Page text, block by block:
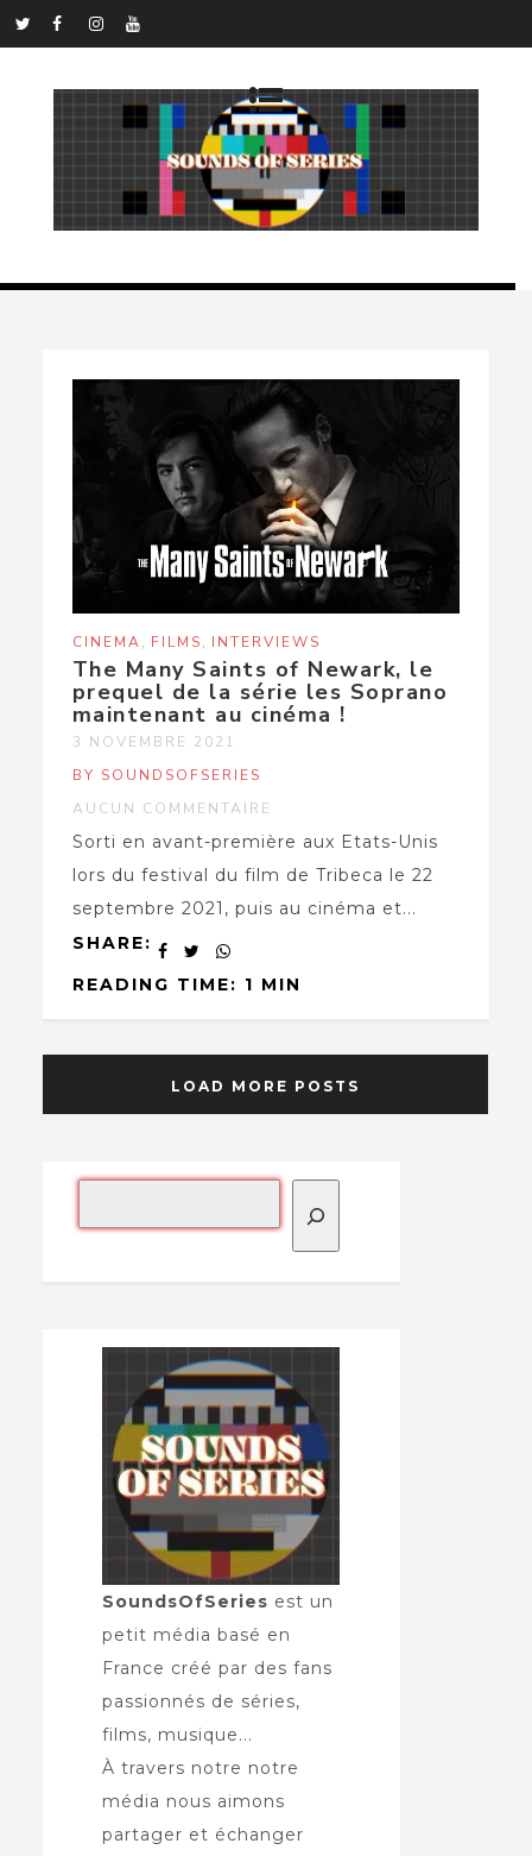
CINEMA, FILMS, INTERVIEWS
The Many Saints of Newark, le
prequel de la série les Soprano
maintenant au cinéma !
3 NOVEMBRE 2021
BY SOUNDSOFSERIES
AUCUN COMMENTAIRE
Sorti en avant-première aux Etats-Unis
lors du festival du film de Tribeca le 22
septembre 2021, puis au cinéma et...
SHARE:
READING TIME: 1 MIN
LOAD MORE POSTS
SoundsOfSeries est un
petit média basé en
France créé par des fans
passionnés de séries,
films, musique...
À travers notre notre
média nous aimons
partager et échanger